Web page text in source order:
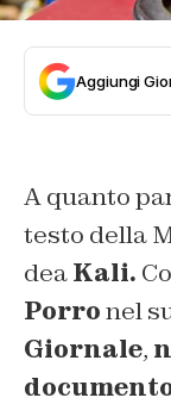
Aggiungi
A quanto
testo della
deaKali.
Porronel
Giornale,